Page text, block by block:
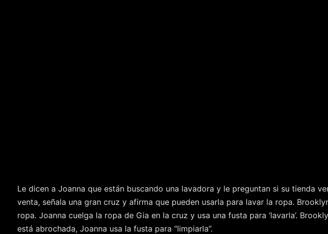
Le dicen a Joanna que están buscando una lavadora y le preguntan si su tienda
venta, señala una gran cruz y afirma que pueden usarla para lavar la ropa.
ropa. Joanna cuelga la ropa de Gia en la cruz y usa una fusta para ‘lavarla’.
está abrochada, Joanna usa la fusta para “limpiarla”.